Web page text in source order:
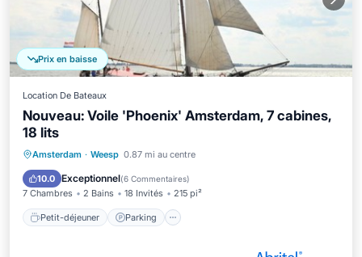
Prix en baisse
Location De Bateaux
Nouveau: Voile 'Phoenix' Amsterdam, 7 cabines,
18 lits
Amsterdam · Weesp 0.87 mi au centre
10.0 Exceptionnel(6 Commentaires)
7 Chambres 2 Bains 18 Invités 215 pi²
Petit-déjeuner Parking
Petit-déjeuner Parking
Balcon/Terrasse